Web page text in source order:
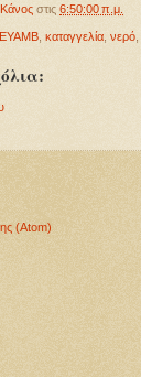
στις 6:50:00 π.μ.
καταγγελία νερό
(Atom)